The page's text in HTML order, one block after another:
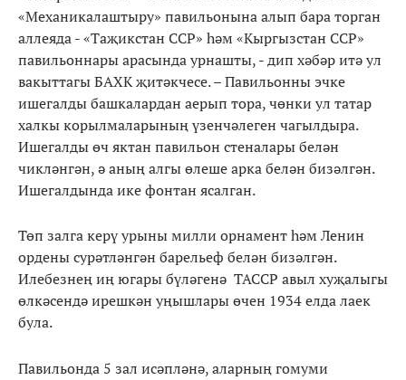
«Механикалаштыру» павильонына алып бара торган
аллеяда - «Таҗикстан ССР» һәм «Кыргызстан ССР»
павильоннары арасында урнашты, - дип хәбәр итә ул
вакыттагы БАХК җитәкчесе. – Павильонны эчке
ишегалды башкалардан аерып тора, чөнки ул татар
халкы корылмаларының үзенчәлеген чагылдыра.
Ишегалды өч яктан павильон стеналары белән
чикләнгән, ә аның алгы өлеше арка белән бизәлгән.
Ишегалдында ике фонтан ясалган.
Төп залга керү урыны милли орнамент һәм Ленин
ордены сурәтләнгән барельеф белән бизәлгән.
Илебезнең иң югары бүләгенә ТАССР авыл хуҗалыгы
өлкәсендә ирешкән уңышлары өчен 1934 елда лаек
була.
Павильонда 5 зал исәпләнә, аларның гомуми